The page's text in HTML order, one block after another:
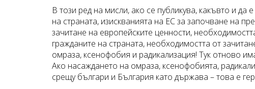
В този ред на мисли, ако се публикува, какъвто и
на страната, изискванията на ЕС за започване на
зачитане на европейските ценности,
гражданите на страната, необходимостта от
омраза, ксенофобия и радикализация! Тук отново
Ако насаждането на омраза, ксенофобията,
срещу българи и България като държава – това е